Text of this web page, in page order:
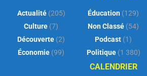
Actualité(205)
Culture (7)
Découverte (2)
Économie (99)
Éducation (129)
Non Classé (54)
Podcast (1)
Politique(1 380)
CALENDRIER